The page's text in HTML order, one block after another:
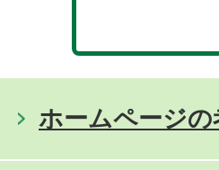
ホームページの